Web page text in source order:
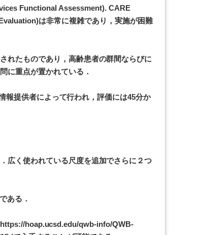
Functional Assessment). CARE
は非常に複雑であり，実施が困難
れたものであり，高齢患者の群間ならびに
に重点が置かれている．
報提供者によって行われ，評価には45分か
広く使われている尺度を追加でさらに２つ
ある．
hoap.ucsd.edu/qwb-info/QWB-